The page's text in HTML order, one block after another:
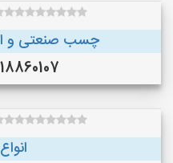
چسب صنعتی و
09918860107